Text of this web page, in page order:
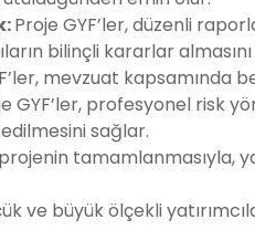
Proje GYF’ler, düzenli
bilinçli kararlar
mevzuat kapsamında
GYF’ler, profesyonel risk
sağlar.
projenin tamamlanmasıyla,
ve büyük ölçekli